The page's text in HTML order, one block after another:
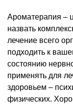
Ароматерапия –
назвать
лечение всего
подходить к
состоянию
применять для
здоровьем –
физических.